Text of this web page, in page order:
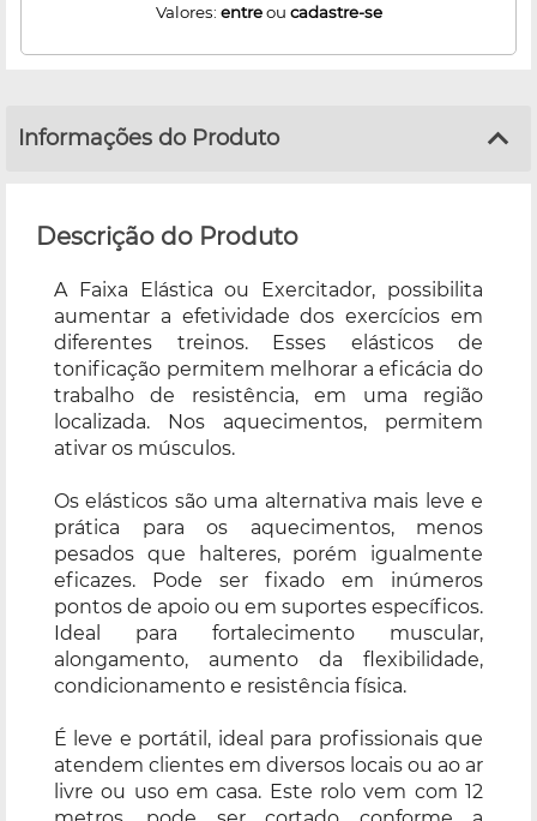
Valores: entreou cadastre-se
Informações do Produto
Descrição do Produto
A Faixa Elástica ou Exercitador, possibilita
aumentar a efetividade dos exercícios em
diferentes treinos. Esses elásticos de
tonificação permitem melhorar a eficácia do
trabalho de resistência, em uma região
localizada. Nos aquecimentos, permitem
ativar os músculos.
Os elásticos são uma alternativa mais leve e
prática para os aquecimentos, menos
pesados que halteres, porém igualmente
eficazes. Pode ser fixado em inúmeros
pontos de apoio ou em suportes específicos.
Ideal para fortalecimento muscular,
alongamento, aumento da flexibilidade,
condicionamento e resistência física.
É leve e portátil, ideal para profissionais que
atendem clientes em diversos locais ou ao ar
livre ou uso em casa. Este rolo vem com 12